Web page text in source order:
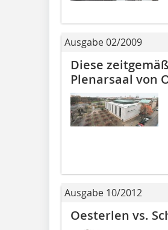
Ausgabe 02/2009
Diese
Plenarsaal von
Ausgabe 10/2012
Oesterlen vs.